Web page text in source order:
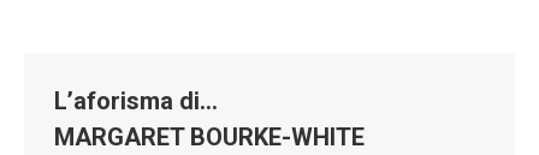
L’aforisma di…
MARGARET BOURKE-WHITE